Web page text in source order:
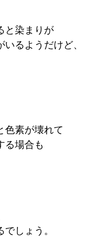
と染まりが
るようだけど、
色素が壊れて
る場合も
しょう。